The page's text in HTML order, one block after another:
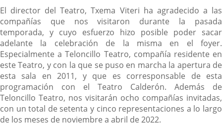
El director del Teatro, Txema Viteri ha agradecido a las
compañías que nos visitaron durante la pasada
temporada, y cuyo esfuerzo hizo posible poder sacar
adelante la celebración de la misma en el foyer.
Especialmente a Teloncillo Teatro, compañía residente en
este Teatro, y con la que se puso en marcha la apertura de
esta sala en 2011, y que es corresponsable de esta
programación con el Teatro Calderón. Además de
Teloncillo Teatro, nos visitarán ocho compañías invitadas,
con un total de setenta y cinco representaciones a lo largo
de los meses de noviembre a abril de 2022.